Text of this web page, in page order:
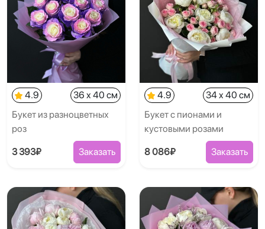
4.9
36 x 40 см
Букет из разноцветных
роз
3 393₽ Заказать
4.9
34 x 40 см
Букет с пионами и
кустовыми розами
8 086₽ Заказать